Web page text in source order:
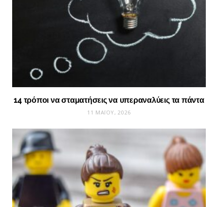
14 τρόποι να σταματήσεις να υπεραναλύεις τα πάντα
11 ΜΑΪ́ΟΥ, 2026